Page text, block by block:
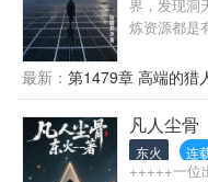
心中之所恶
皿。形影
界，发现洞
炼资源都是
最新： 第1479章 高端的猎
凡人尘骨
东火 连
+++++一位